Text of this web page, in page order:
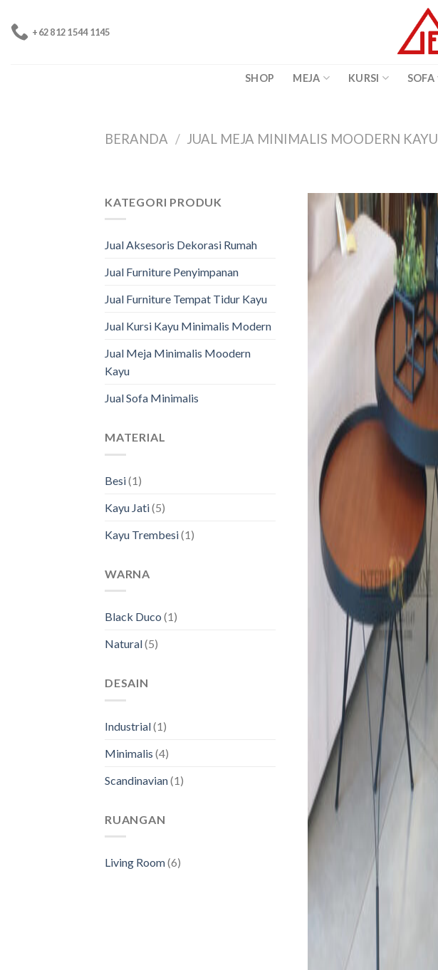
content
+62 812 1544 1145
SHOP MEJA KURSI SOFA
BERANDA / JUAL MEJA MINIMALIS MOODERN KAYU
KATEGORI PRODUK
Jual Aksesoris Dekorasi Rumah
Jual Furniture Penyimpanan
Jual Furniture Tempat Tidur Kayu
Jual Kursi Kayu Minimalis Modern
Jual Meja Minimalis Moodern
Kayu
Jual Sofa Minimalis
MATERIAL
Besi(1)
Kayu Jati(5)
Kayu Trembesi(1)
WARNA
Black Duco (1)
Natural(5)
DESAIN
Industrial(1)
Minimalis (4)
Scandinavian(1)
RUANGAN
Living Room(6)